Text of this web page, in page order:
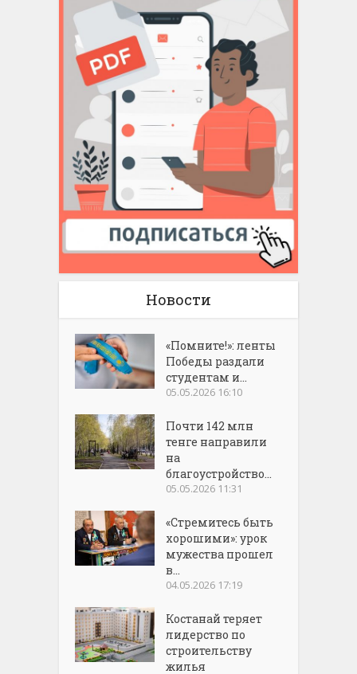
Новости
«Помните!»: ленты
Победы раздали
студентам и...
05.05.2026 16:10
Почти 142 млн
тенге направили
на
благоустройство...
05.05.2026 11:31
«Стремитесь быть
хорошими»: урок
мужества прошел
в...
04.05.2026 17:19
Костанай теряет
лидерство по
строительству
жилья